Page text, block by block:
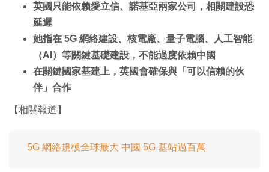
英國只能依賴愛立信、諾基亞兩家公司，相關建設恐
延遲
她指在 5G 網絡建設、核電廠、量子電腦、人工智能
（AI）等關鍵基礎建設，不能過度依賴中國
在關鍵國家基建上，英國會確保與「可以信賴的伙
伴」合作
【相關報道】
5G 網絡規模全球最大 中國 5G 基站過百萬